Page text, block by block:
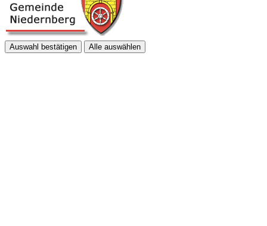
Auswahl bestätigen Alle auswählen